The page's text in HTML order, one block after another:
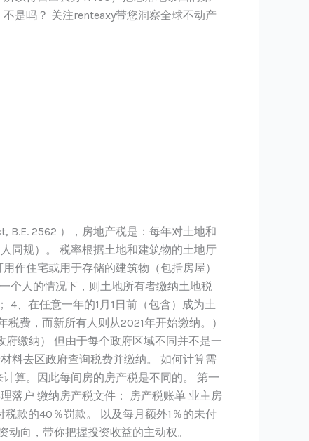
是吗？ 关注renteaxy带您洞察全球不动产
B.E. 2562 ），房地产税是：每年对土地和
同规）。 税率根据土地和建筑物的土地厅
作住宅或用于存储的建筑物（包括房屋）
个人的情况下，则土地所有者缴纳土地税
4、在任意一年的1月1日前（包含）成为土
费，而新所有人则从2021年开始缴纳。）
缴纳） 但由于每个政府区域不同并不是一
料去区政府查询税费并缴纳。 如何计算需
算。因此每间房的房产税是不同的。 第一
落户 缴纳房产税文件： 房产税账单 业主房
款的40％罚款。 以及每月额外1％的未付
向，带你把握投资收益的主动权。